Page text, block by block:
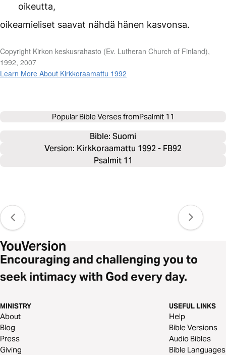
oikeutta,
oikeamieliset saavat nähdä hänen kasvonsa.
Copyright Kirkon keskusrahasto (Ev. Lutheran Church of Finland),
1992, 2007
Learn More About Kirkkoraamattu 1992
Popular Bible Verses fromPsalmit 11
Bible: Suomi
Version: Kirkkoraamattu 1992 - FB92
Psalmit 11
Encouraging and challenging you to
seek intimacy with God every day.
MINISTRY
About
Blog
Press
Giving
USEFUL LINKS
Help
Bible Versions
Audio Bibles
Bible Languages